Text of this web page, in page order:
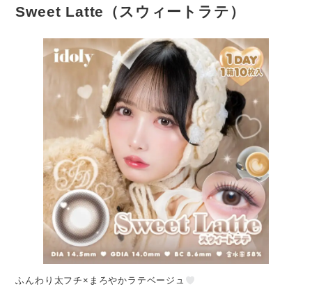
Sweet Latte（スウィートラテ）
ふんわり太フチ×まろやかラテベージュ